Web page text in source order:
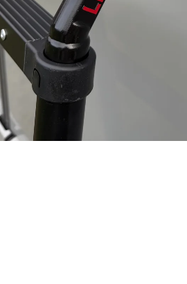
hochwertige
Marken-Leiter